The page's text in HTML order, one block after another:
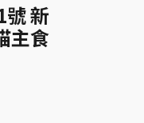
號 新
主食